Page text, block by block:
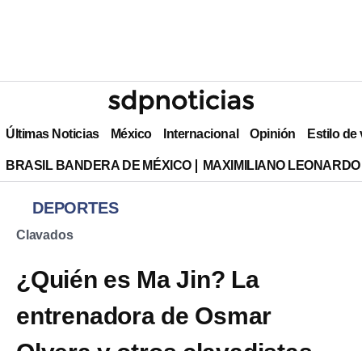
Últimas Noticias México Internacional Opinión Estilo de
BRASIL BANDERA DE MÉXICO MAXIMILIANO
DEPORTES
Clavados
¿Quién es Ma Jin? La
entrenadora de Osmar